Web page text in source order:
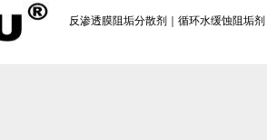
反渗透膜阻垢分散剂｜循环水缓蚀阻垢